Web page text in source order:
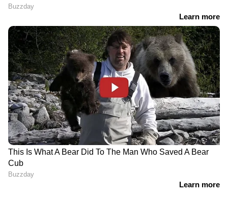
ക്ലിക് ചെയ്യുക
LATEST VIDEOS
അതിഥി തൊഴിലാളികളെ
ബന്ദിയാക്കി ഫോണും പണവും
കവര്‍ന്ന സംഭവം; പ്രതികള്‍
പിടിയില്‍
ഏഴ് മാസം മുമ്പ് 20 പവൻ സ്വർണ്ണം
മോഷണം പോയ കേസിലെ
രണ്ടാമത്തെ പ്രതിയും പിടിയിൽ |
Theft | Arrest